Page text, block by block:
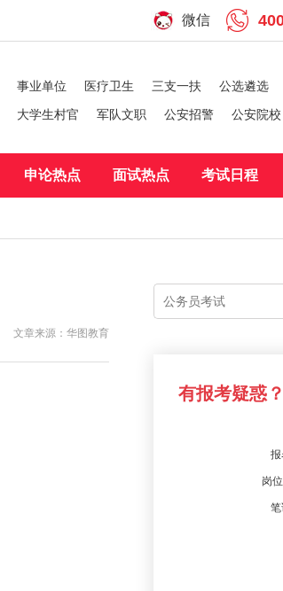
微信
事业单位 医疗卫生 三支一扶 公选遴选
大学生村官 军队文职 公安招警 公安院校
申论热点 面试热点 考试日程
文章来源：华图教育
有报考疑惑
岗